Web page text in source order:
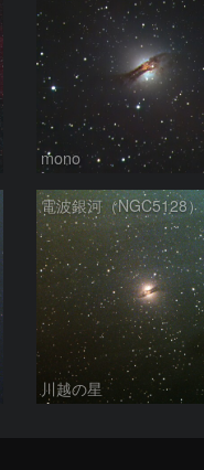
mono
電波銀河（NGC5128）
川越の星